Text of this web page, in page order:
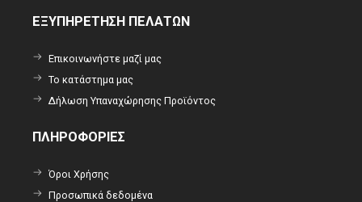
ΕΞΥΠΗΡΕΤΗΣΗ ΠΕΛΑΤΩΝ
Επικοινωνήστε μαζί μας
Το κατάστημα μας
Δήλωση Υπαναχώρησης Προϊόντος
ΠΛΗΡΟΦΟΡΙΕΣ
Όροι Χρήσης
Προσωπικά δεδομένα